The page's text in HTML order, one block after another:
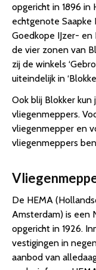
opgericht in 1896 in
echtgenote Saapke
Goedkope IJzer- en
de vier zonen van
zij de winkels
uiteindelijk in
Ook blij Blokker
vliegenmeppers.
vliegenmepper en
vliegenmeppers
De HEMA
Amsterdam) is een
opgericht in 1926.
vestigingen in
aanbod van